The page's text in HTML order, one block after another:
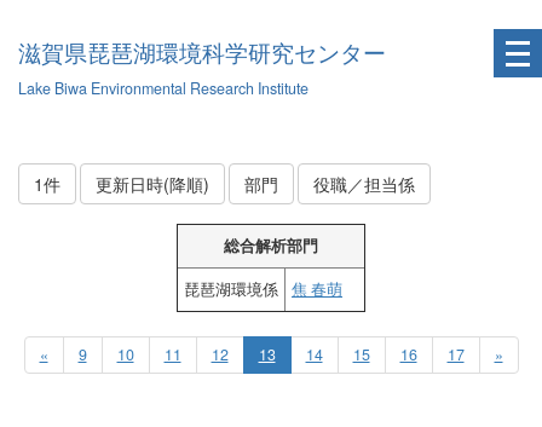
滋賀県琵琶湖環境科学研究センター
Lake Biwa Environmental Research Institute
1件 更新日時(降順) 部門 役職／担当係
総合解析部門
琵琶湖環境係
焦 春萌
« 9 10 11 12 13 14 15 16 17 »